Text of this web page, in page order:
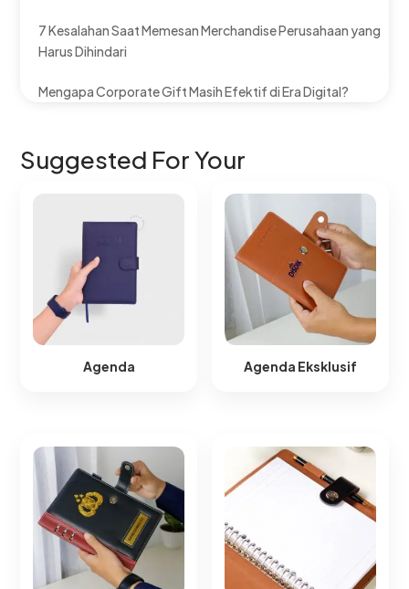
7 Kesalahan Saat Memesan Merchandise Perusahaan yang
Harus Dihindari
Mengapa Corporate Gift Masih Efektif di Era Digital?
Suggested For Your
Agenda Agenda Eksklusif